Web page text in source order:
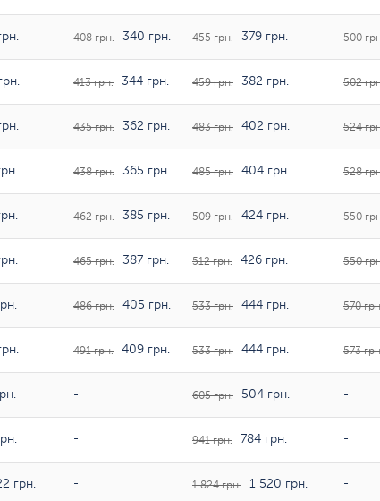
408 грн. 340 грн. 455 грн. 379 грн. 500
413 грн. 344 грн. 459 грн. 382 грн. 502
435 грн. 362 грн. 483 грн. 402 грн. 524
438 грн. 365 грн. 485 грн. 404 грн. 528
462 грн. 385 грн. 509 грн. 424 грн. 550
465 грн. 387 грн. 512 грн. 426 грн. 550
486 грн. 405 грн. 533 грн. 444 грн. 570
491 грн. 409 грн. 533 грн. 444 грн. 573
- 605 грн. 504 грн. -
- 941 грн. 784 грн. -
грн. - 1 824 грн. 1 520 грн. -